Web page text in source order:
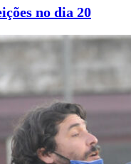
no dia 20